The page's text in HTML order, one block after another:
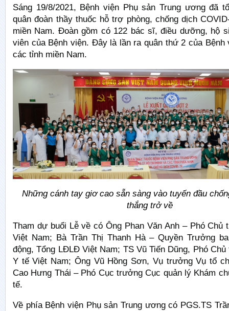
Sáng 19/8/2021, Bệnh viện Phụ sản Trung ương đã
quân đoàn thầy thuốc hỗ trợ phòng, chống dịch
miền Nam. Đoàn gồm có 122 bác sĩ, điều dưỡng, hộ
viên của Bệnh viện. Đây là lần ra quân thứ 2 của Bệnh
các tỉnh miền Nam.
Những cánh tay giơ cao sẵn sàng vào tuyến đầu
thắng trở về
Tham dự buổi Lễ về có Ông Phan Văn Anh – Phó Chủ
Việt Nam; Bà Trần Thị Thanh Hà – Quyền Trưởng
động, Tổng LĐLĐ Việt Nam; TS Vũ Tiến Dũng, Phó Chủ
Y tế Việt Nam; Ông Vũ Hồng Sơn, Vụ trưởng Vụ tổ
Cao Hưng Thái – Phó Cục trưởng Cục quản lý Khám
tế.
Về phía Bệnh viện Phụ sản Trung ương có PGS.TS